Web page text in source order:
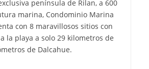
península de Rilan, a 600
marina, Condominio Marina
con 8 maravillosos sitios con
la playa a solo 29 kilometros de
de Dalcahue.